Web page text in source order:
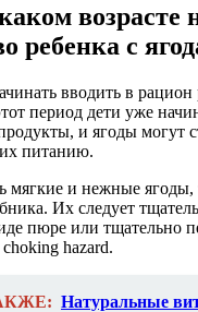
возрасте
ребенка с
вводить в рацион
период дети уже
и ягоды могут
питанию.
мягкие и нежные ягоды,
Их следует
пюре или тщательно
hazard.
Натуральные